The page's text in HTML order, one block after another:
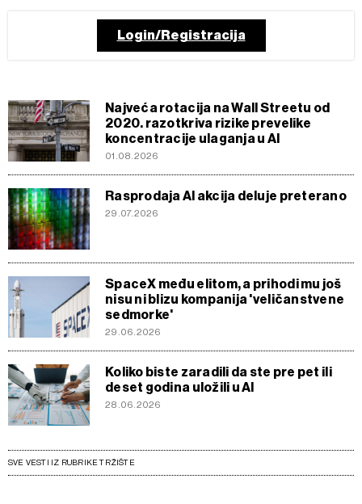
Login/Registracija
Najveća rotacija na Wall Streetu od
2020. razotkriva rizike prevelike
koncentracije ulaganja u AI
01.08.2026
Rasprodaja AI akcija deluje preterano
29.07.2026
SpaceX među elitom, a prihodi mu još
nisu ni blizu kompanija 'veličanstvene
sedmorke'
29.06.2026
Koliko biste zaradili da ste pre pet ili
deset godina uložili u AI
28.06.2026
SVE VESTI IZ RUBRIKE TRŽIŠTE